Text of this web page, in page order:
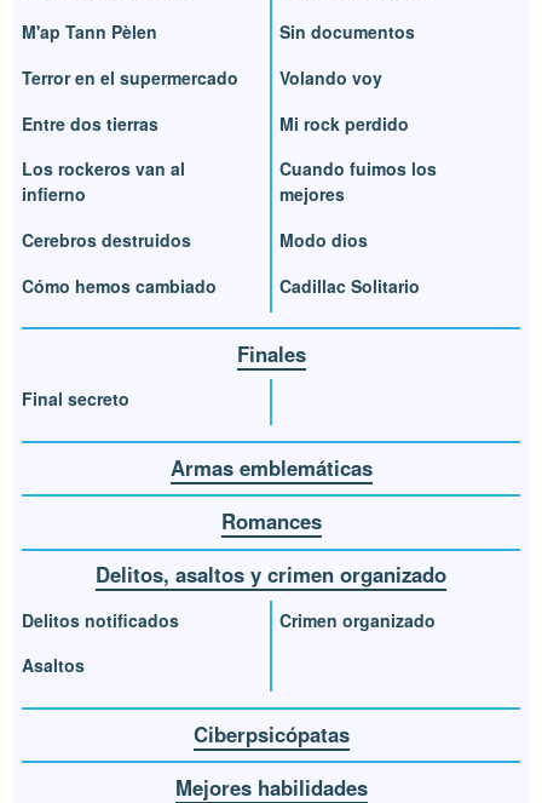
M'ap Tann Pèlen
Terror en el supermercado
Entre dos tierras
Los rockeros van al
infierno
Cerebros destruidos
Cómo hemos cambiado
Sin documentos
Volando voy
Mi rock perdido
Cuando fuimos los
mejores
Modo dios
Cadillac Solitario
Finales
Final secreto
Armas emblemáticas
Romances
Delitos, asaltos y crimen organizado
Delitos notificados
Asaltos
Crimen organizado
Ciberpsicópatas
Mejores habilidades